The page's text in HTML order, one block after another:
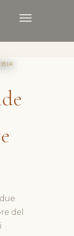
del